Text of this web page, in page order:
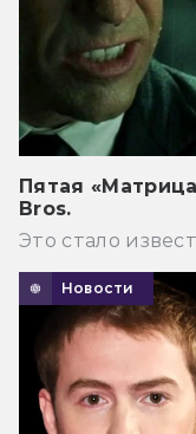
Пятая
Bros.
Это стало
Новости